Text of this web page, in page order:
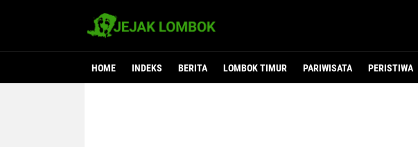
HOME INDEKS BERITA LOMBOK TIMUR PARIWISATA PERISTIWA